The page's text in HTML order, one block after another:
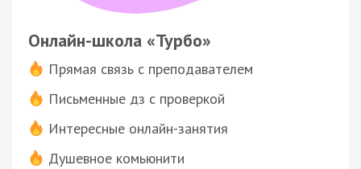
Онлайн-школа «Турбо»
Прямая связь с преподавателем
Письменные дз с проверкой
Интересные онлайн-занятия
Душевное комьюнити